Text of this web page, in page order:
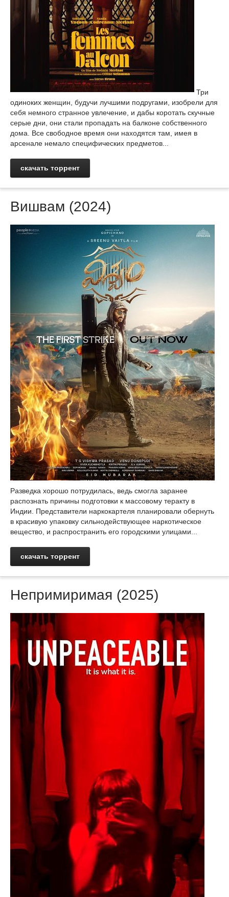
Три
одиноких женщин, будучи лучшими подругами, изобрели для
себя немного странное увлечение, и дабы коротать скучные
серые дни, они стали пропадать на балконе собственного
дома. Все свободное время они находятся там, имея в
арсенале немало специфических предметов...
скачать торрент
Вишвам (2024)
Разведка хорошо потрудилась, ведь смогла заранее
распознать причины подготовки к массовому теракту в
Индии. Представители наркокартеля планировали обернуть
в красивую упаковку сильнодействующее наркотическое
вещество, и распространить его городскими улицами...
скачать торрент
Непримиримая (2025)